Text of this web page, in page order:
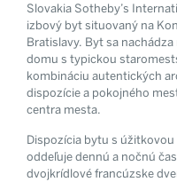
Slovakia Sotheby’s
izbový byt situovaný na
Bratislavy. Byt sa
domu s typickou
kombináciu autentických
dispozície a pokojného
centra mesta.
Dispozícia bytu s
oddeľuje dennú a nočnú
dvojkrídlové francúzske